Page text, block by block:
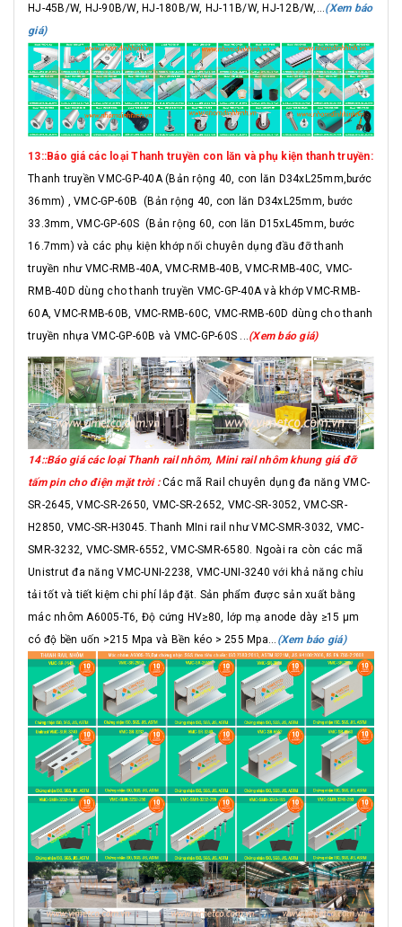
HJ-45B/W, HJ-90B/W, HJ-180B/W, HJ-11B/W, HJ-12B/W,... (Xem báo
giá)
13::Báo giá các loại Thanh truyền con lăn và phụ kiện thanh truyền:
Thanh truyền VMC-GP-40A (Bản rộng 40, con lăn D34xL25mm,bước
36mm) , VMC-GP-60B (Bản rộng 40, con lăn D34xL25mm, bước
33.3mm, VMC-GP-60S (Bản rộng 60, con lăn D15xL45mm, bước
16.7mm) và các phụ kiện khớp nối chuyên dụng đầu đỡ thanh
truyền như VMC-RMB-40A, VMC-RMB-40B, VMC-RMB-40C, VMC-
RMB-40D dùng cho thanh truyền VMC-GP-40A và khớp VMC-RMB-
60A, VMC-RMB-60B, VMC-RMB-60C, VMC-RMB-60D dùng cho thanh
truyền nhựa VMC-GP-60B và VMC-GP-60S ... (Xem báo giá)
14::Báo giá các loại Thanh rail nhôm, Mini rail nhôm khung giá đỡ
tấm pin cho điện mặt trời :Các mã Rail chuyên dụng đa năng VMC-
SR-2645, VMC-SR-2650, VMC-SR-2652, VMC-SR-3052, VMC-SR-
H2850, VMC-SR-H3045. Thanh MIni rail như VMC-SMR-3032, VMC-
SMR-3232, VMC-SMR-6552, VMC-SMR-6580. Ngoài ra còn các mã
Unistrut đa năng VMC-UNI-2238, VMC-UNI-3240 với khả năng chỉu
tải tốt và tiết kiệm chi phí lắp đặt. Sản phẩm được sản xuất bằng
mác nhôm A6005-T6, Độ cứng HV≥80, lớp mạ anode dày ≥15 μm
có độ bền uốn >215 Mpa và Bền kéo > 255 Mpa...
(Xem báo giá)